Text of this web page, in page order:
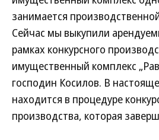
занимается
Сейчас мы выкупили
рамках конкурсного
имущественный комплекс
господин Косилов. В
находится в процедуре
производства, которая